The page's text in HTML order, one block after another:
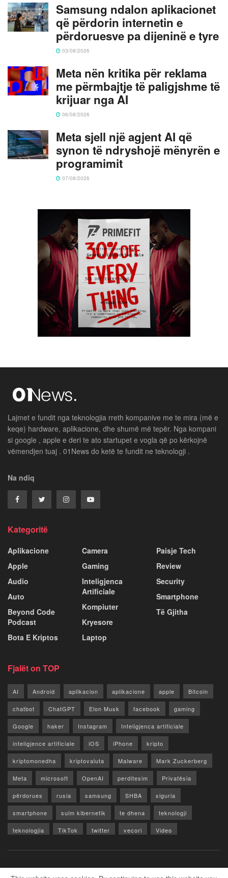
Samsung ndalon aplikacionet
që përdorin internetin e
përdoruesve pa dijeninë e tyre
03/08/2026
Meta nën kritika për reklama
me përmbajtje të paligjshme të
krijuar nga AI
06/08/2026
Meta sjell një agjent AI që
synon të ndryshojë mënyrën e
programimit
07/08/2026
Lajmet e fundit nga teknologjia rreth kompanive me te mira (më e
keqe) hardware, aplikacione, dhe shumë më tepër. Nga kompani
si google , apple e deri te ato startupet e vogla që po kërkojnë
vëmendjen tuaj . 01News do ketë te fundit ne teknologji .
Na ndiq
Kategoritë
Aplikacione
Apple
Audio
Auto
Beyond Code
Podcast
Bota E Kriptos
Camera
Gaming
Inteligjenca
Artificiale
Kompiuter
Kryesore
Laptop
Paisje Tech
Review
Security
Smartphone
Të Gjitha
Fjalët on TOP
AI Android aplikacion aplikacione apple Bitcoin
chatbot ChatGPT Elon Musk facebook gaming
Google haker Instagram Inteligjenca artificiale
inteligjence artificiale iOS iPhone kripto
kriptomonedha kriptovaluta Malware Mark Zuckerberg
Meta microsoft OpenAI perditesim Privatësia
përdorues rusia samsung SHBA siguria
smartphone sulm kibernetik te dhena teknologji
teknologjia TikTok twitter vecori Video